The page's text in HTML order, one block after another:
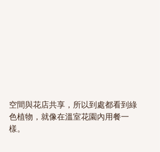
空間與花店共享，所以到處都看到綠
色植物，就像在溫室花園內用餐一
樣。